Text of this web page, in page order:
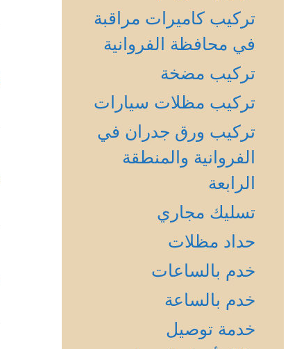
تركيب كاميرات مراقبة
في محافظة الفروانية
تركيب مضخة
تركيب مظلات سيارات
تركيب ورق جدران في
الفروانية والمنطقة
الرابعة
تسليك مجاري
حداد مظلات
خدم بالساعات
خدم بالساعة
خدمة توصيل